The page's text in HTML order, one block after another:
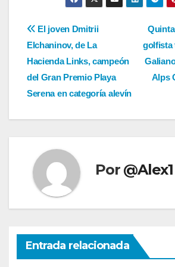
Navegación
de
entradas
golfista
Alps
El joven Dmitrii
Elchaninov, de La
Hacienda Links, campeón
del Gran Premio Playa
Serena en categoría alevín
Por @Alex1
Entrada relacionada